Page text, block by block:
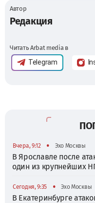
Автор
Редакция
Читать Arbat media в
Telegram
Вчера, 9:12 • Эхо Москвы
В Ярославле после
один из крупнейших
Сегодня, 9:35 • Эхо Москвы
В Екатеринбурге